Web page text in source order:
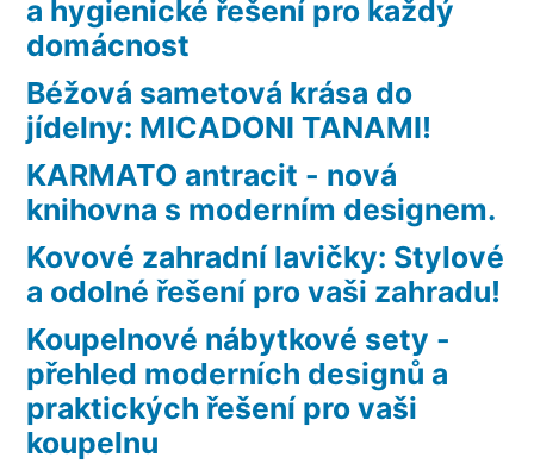
a hygienické řešení pro každý
domácnost
Béžová sametová krása do
jídelny: MICADONI TANAMI!
KARMATO antracit - nová
knihovna s moderním designem.
Kovové zahradní lavičky: Stylové
a odolné řešení pro vaši zahradu!
Koupelnové nábytkové sety -
přehled moderních designů a
praktických řešení pro vaši
koupelnu